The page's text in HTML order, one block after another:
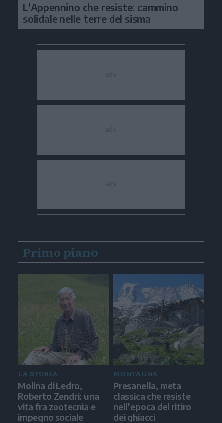
L'Appennino che resiste: cammino
solidale nelle terre del sisma
Primo piano
LA STORIA
Molina di Ledro,
Roberto Zendri: una
vita fra zootecnia e
impegno sociale
MONTAGNA
Presanella, meta
classica che resiste
nell'epoca del ritiro
dei ghiacci